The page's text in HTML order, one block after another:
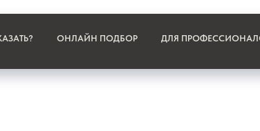
ОНЛАЙН ПОДБОР ДЛЯ